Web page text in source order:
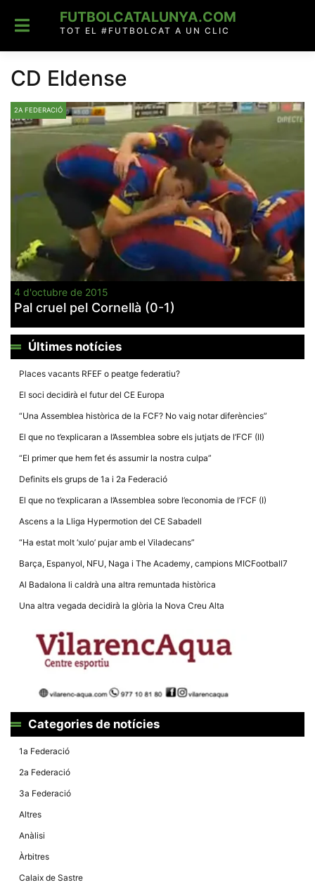
content
FUTBOLCATALUNYA.COM
TOT EL #FUTBOLCAT A UN CLIC
CD Eldense
2A FEDERACIÓ
4 d'octubre de 2015
Pal cruel pel Cornellà (0-1)
Últimes notícies
Places vacants RFEF o peatge federatiu?
El soci decidirà el futur del CE Europa
“Una Assemblea històrica de la FCF? No vaig notar diferències”
El que no t’explicaran a l’Assemblea sobre els jutjats de l’FCF (II)
“El primer que hem fet és assumir la nostra culpa”
Definits els grups de 1a i 2a Federació
El que no t’explicaran a l’Assemblea sobre l’economia de l’FCF (I)
Ascens a la Lliga Hypermotion del CE Sabadell
“Ha estat molt ‘xulo’ pujar amb el Viladecans”
Barça, Espanyol, NFU, Naga i The Academy, campions MICFootball7
Al Badalona li caldrà una altra remuntada històrica
Una altra vegada decidirà la glòria la Nova Creu Alta
Categories de notícies
1a Federació
2a Federació
3a Federació
Altres
Anàlisi
Àrbitres
Calaix de Sastre
cookies no
opcionals,
necessàries
web.
Recopilem
dades
estadístiques
anònima d'ús
i la seva
estructura.
Experiència
d'usuari